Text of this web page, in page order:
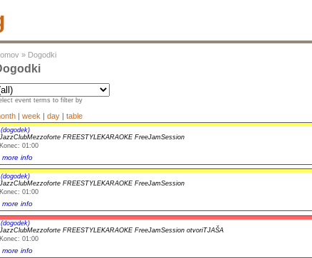
» Dogodki
event terms to filter by
| week | day | table
(dogodek)
JazzClubMezzoforte FREESTYLEKARAOKE FreeJamSession
Konec: 01:00
more info
(dogodek)
JazzClubMezzoforte FREESTYLEKARAOKE FreeJamSession
Konec: 01:00
more info
(dogodek)
JazzClubMezzoforte FREESTYLEKARAOKE FreeJamSession otvoriTJAŠA
Konec: 01:00
more info